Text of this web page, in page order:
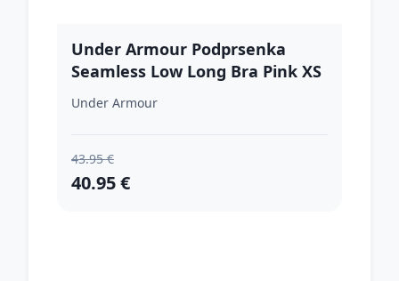
Under Armour Podprsenka
Seamless Low Long Bra Pink XS
Under Armour
43.95 €
40.95 €